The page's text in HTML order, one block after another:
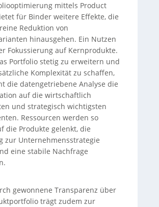
mittels Product
für Binder weitere Effekte, die
Reduktion von
hinausgehen. Ein Nutzen
Fokussierung auf Kernprodukte.
Portfolio stetig zu erweitern und
Komplexität zu schaffen,
die datengetriebene Analyse die
auf die wirtschaftlich
und strategisch wichtigsten
Ressourcen werden so
die Produkte gelenkt, die
zur Unternehmensstrategie
eine stabile Nachfrage
gewonnene Transparenz über
trägt zudem zur